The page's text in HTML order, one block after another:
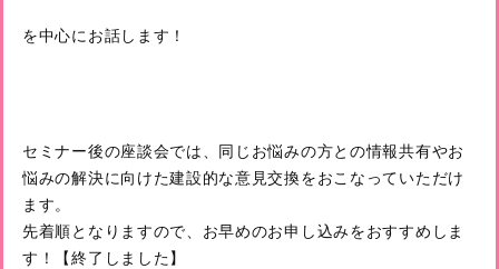
を中心にお話します！
セミナー後の座談会では、同じお悩みの方との情報共有やお
悩みの解決に向けた建設的な意見交換をおこなっていただけ
ます。
先着順となりますので、お早めのお申し込みをおすすめしま
す！【終了しました】